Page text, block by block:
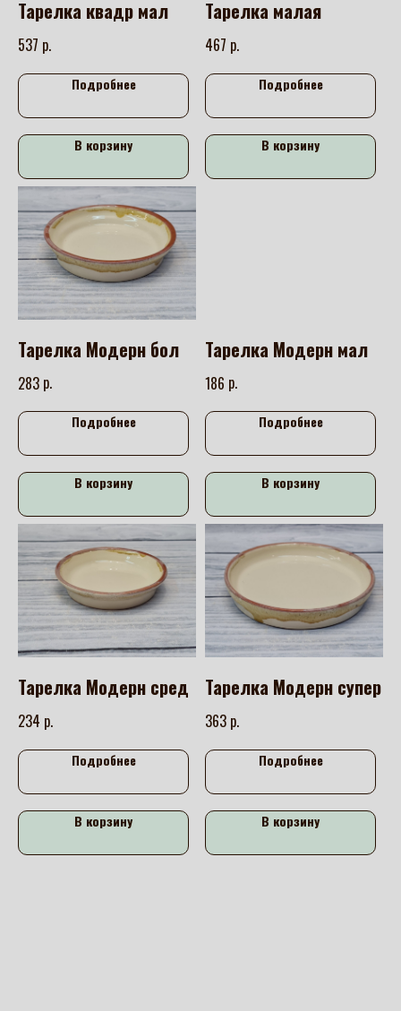
Тарелка квадр мал
537 р.
Подробнее
В корзину
Тарелка малая
467 р.
Подробнее
В корзину
Тарелка Модерн бол
283 р.
Подробнее
В корзину
Тарелка Модерн мал
186 р.
Подробнее
В корзину
Тарелка Модерн сред
234 р.
Подробнее
В корзину
Тарелка Модерн супер
363 р.
Подробнее
В корзину